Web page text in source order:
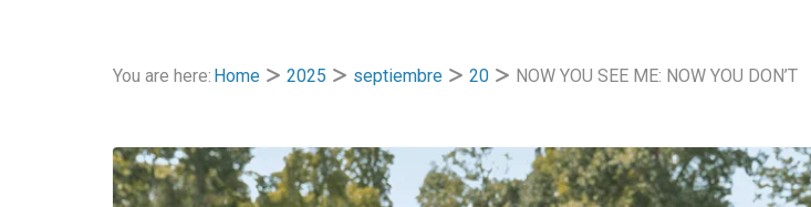
You are here: Home 2025 septiembre 20 NOW YOU SEE ME: NOW YOU DON’T